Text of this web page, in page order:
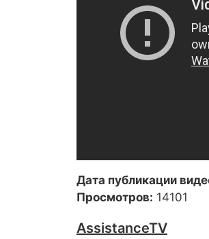
Дата публикации
Просмотров: 14101
AssistanceTV